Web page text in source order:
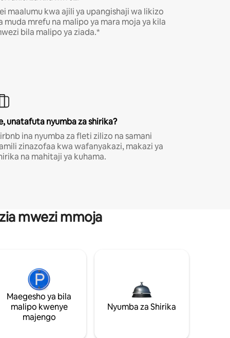
maalumu kwa ajili ya upangishaji wa likizo
muda mrefu na malipo ya mara moja ya kila
bila malipo ya ziada.*
unatafuta nyumba za shirika?
ina nyumba za fleti zilizo na samani
zinazofaa kwa wafanyakazi, makazi ya
na mahitaji ya kuhama.
mwezi mmoja
Maegesho ya bila
malipo kwenye
majengo
Nyumba za Shirika